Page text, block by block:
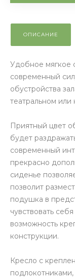
ОПИСАНИЕ
Удобное мягкое
современный
обустройства
театральном или
Приятный цвет
будет
современный
прекрасно
сиденье
позволит
подушка в
чувствовать
возможность
конструкции.
Кресло с